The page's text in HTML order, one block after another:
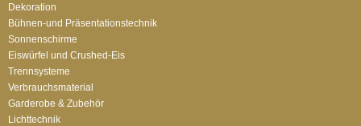
Dekoration
Bühnen-und Präsentationstechnik
Sonnenschirme
Eiswürfel und Crushed-Eis
Trennsysteme
Verbrauchsmaterial
Garderobe & Zubehör
Lichttechnik